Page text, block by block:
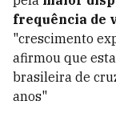
frequência de
"crescimento
afirmou que
brasileira de
anos"